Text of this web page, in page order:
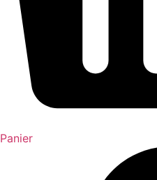
Panier